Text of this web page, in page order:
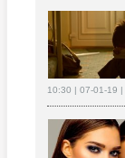
10:30 | 07-01-19 |